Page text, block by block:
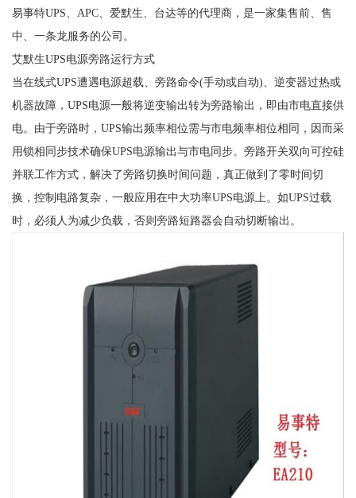
易事特UPS、APC、爱默生、台达等的代理商，是一家集售前、售
中、一条龙服务的公司。
艾默生UPS电源旁路运行方式
当在线式UPS遭遇电源超载、旁路命令(手动或自动)、逆变器过热或
机器故障，UPS电源一般将逆变输出转为旁路输出，即由市电直接供
电。由于旁路时，UPS输出频率相位需与市电频率相位相同，因而采
用锁相同步技术确保UPS电源输出与市电同步。旁路开关双向可控硅
并联工作方式，解决了旁路切换时间问题，真正做到了零时间切
换，控制电路复杂，一般应用在中大功率UPS电源上。如UPS过载
时，必须人为减少负载，否则旁路短路器会自动切断输出。